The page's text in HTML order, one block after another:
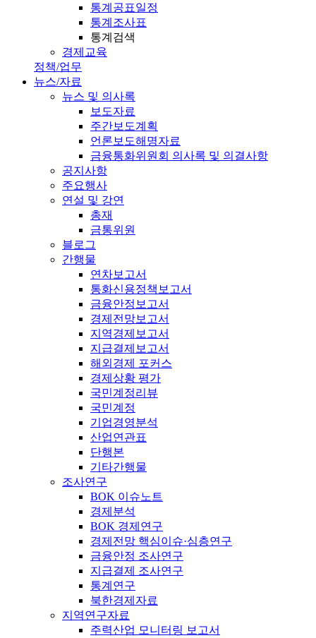
통계공표일정
통계조사표
통계검색
경제교육
정책/업무
뉴스/자료
뉴스 및 의사록
보도자료
주간보도계획
언론보도해명자료
금융통화위원회 의사록 및 의결사항
공지사항
주요행사
연설 및 강연
총재
금통위원
블로그
간행물
연차보고서
통화신용정책보고서
금융안정보고서
경제전망보고서
지역경제보고서
지급결제보고서
해외경제 포커스
경제상황 평가
국민계정리뷰
국민계정
기업경영분석
산업연관표
단행본
기타간행물
조사연구
BOK 이슈노트
경제분석
BOK 경제연구
경제전망 핵심이슈·심층연구
금융안정 조사연구
지급결제 조사연구
통계연구
북한경제자료
지역연구자료
주력산업 모니터링 보고서